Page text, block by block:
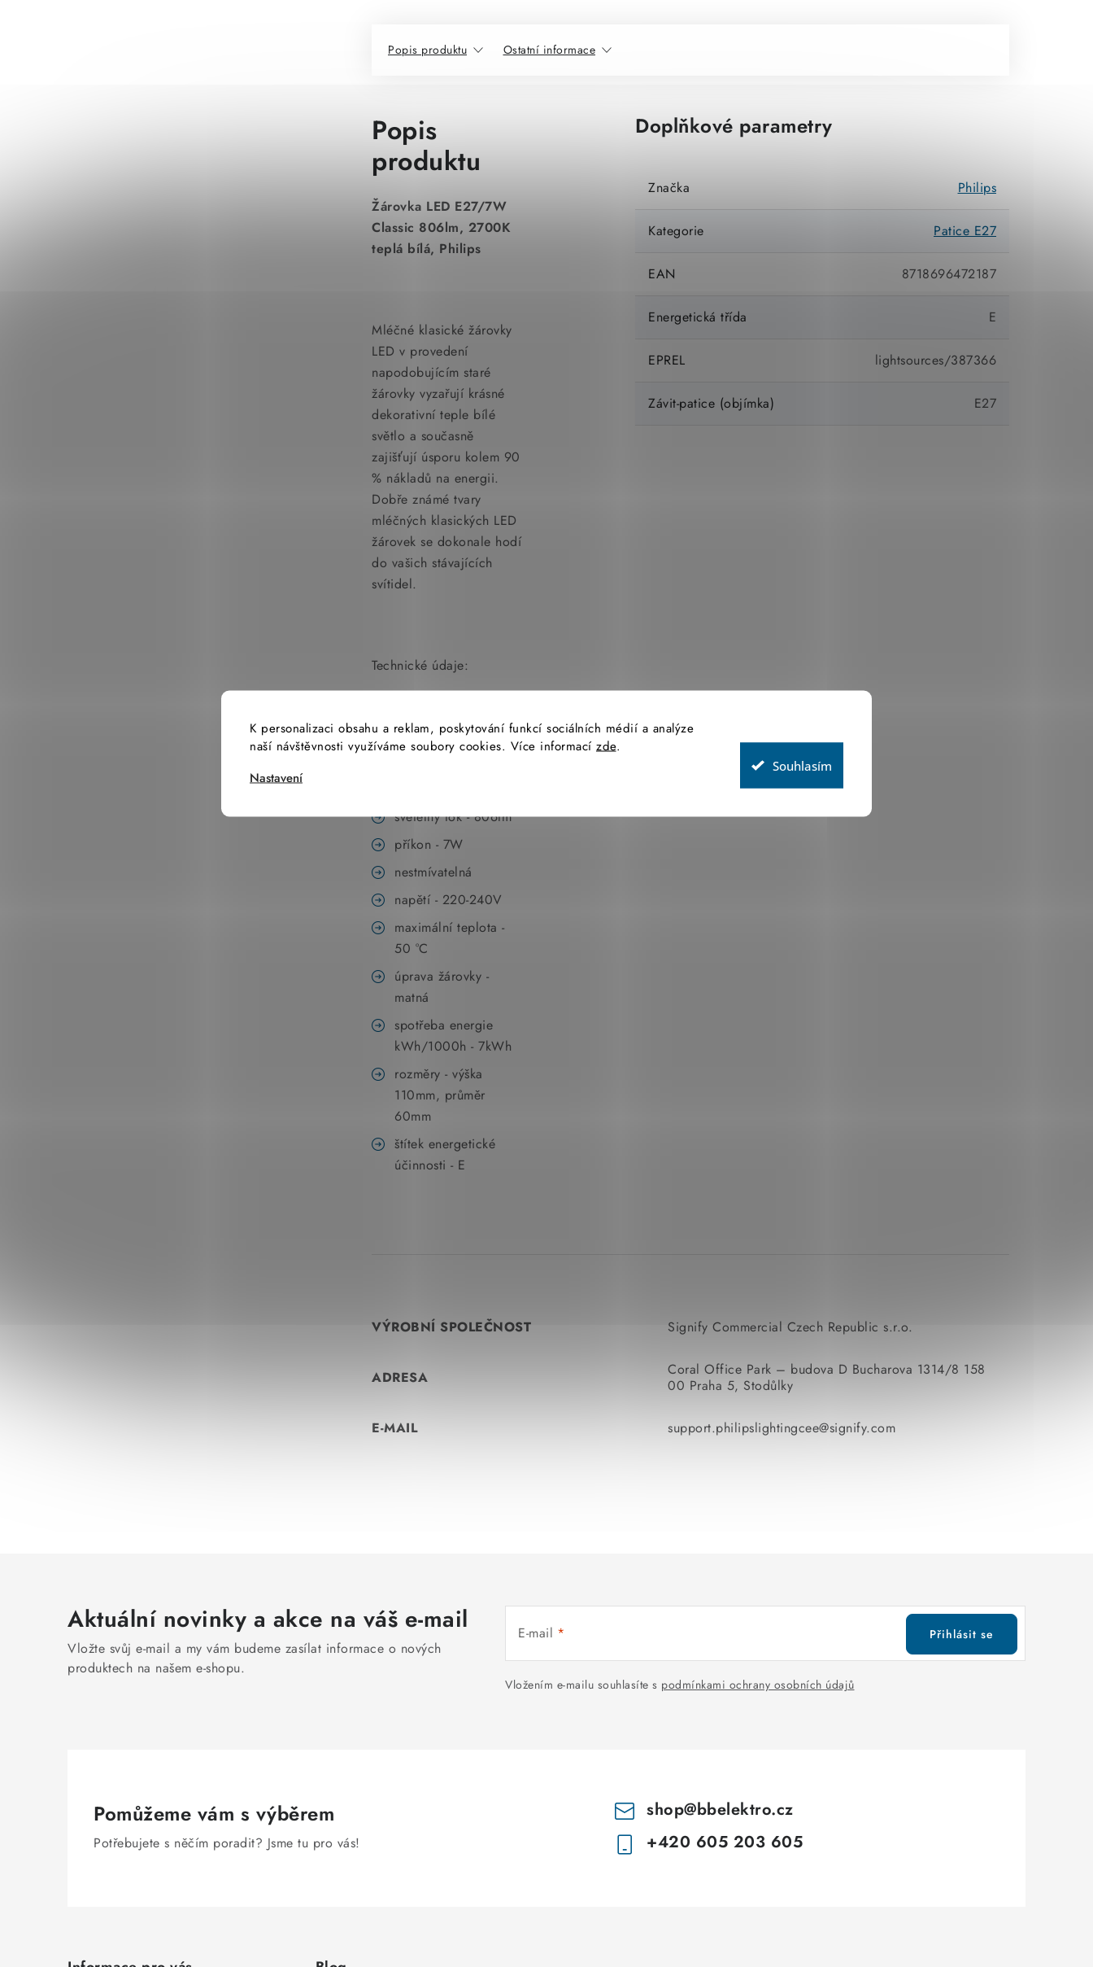
K personalizaci obsahu a reklam, poskytování funkcí sociálních médií a analýze
naší návštěvnosti využíváme soubory cookies. Více informací zde.
Nastavení
Souhlasím
Popis produktu Ostatní informace
Popis
produktu
Žárovka LED E27/7W
Classic 806lm, 2700K
teplá bílá, Philips
Mléčné klasické žárovky
LED v provedení
napodobujícím staré
žárovky vyzařují krásné
dekorativní teple bílé
světlo a současně
zajišťují úsporu kolem 90
% nákladů na energii.
Dobře známé tvary
mléčných klasických LED
žárovek se dokonale hodí
do vašich stávajících
svítidel.
Technické údaje:
životnost - 15000h
světelný tok - 806lm
příkon - 7W
nestmívatelná
napětí - 220-240V
maximální teplota -
50 °C
úprava žárovky -
matná
spotřeba energie
kWh/1000h - 7kWh
rozměry - výška
110mm, průměr
60mm
štítek energetické
účinnosti - E
Doplňkové parametry
Značka Philips
Kategorie Patice E27
EAN 8718696472187
Energetická třída E
EPREL lightsources/387366
Závit-patice (objímka) E27
VÝROBNÍ SPOLEČNOST Signify Commercial Czech Republic s.r.o.
ADRESA
Coral Office Park – budova D Bucharova 1314/8 158
00 Praha 5, Stodůlky
E-MAIL support.philipslightingcee@signify.com
Aktuální novinky a akce na váš e-mail
Vložte svůj e-mail a my vám budeme zasílat informace o nových
produktech na našem e-shopu.
E-mail
Vložením e-mailu souhlasíte s podmínkami ochrany osobních údajů
Přihlásit se
Pomůžeme vám s výběrem
Potřebujete s něčím poradit? Jsme tu pro vás!
shop@bbelektro.cz
+420 605 203 605